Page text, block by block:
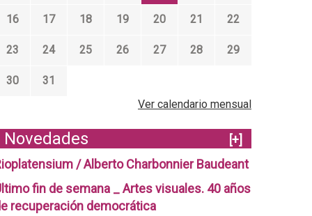
16 17 18 19 20 21 22
23 24 25 26 27 28 29
30
31
Ver calendario mensual
Novedades
[+]
/ Alberto Charbonnier Baudeant
fin de semana _ Artes visuales. 40 años
recuperación democrática